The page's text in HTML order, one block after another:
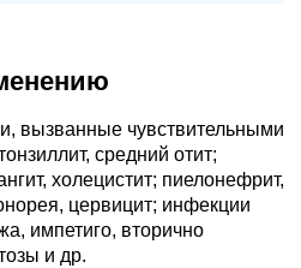
вызванные чувствительными
средний отит;
холецистит; пиелонефрит,
цервицит; инфекции
импетиго, вторично
и др.